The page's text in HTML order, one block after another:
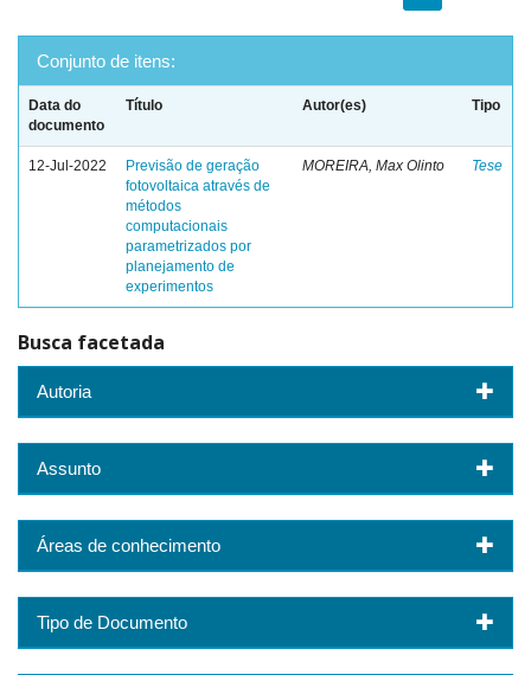
Conjunto de itens:
Data do
documento
Título Autor(es) Tipo
12-Jul-2022
Previsão de geração
fotovoltaica através de
métodos
computacionais
parametrizados por
planejamento de
experimentos
MOREIRA, Max Olinto Tese
Busca facetada
Autoria
Assunto
Áreas de conhecimento
Tipo de Documento